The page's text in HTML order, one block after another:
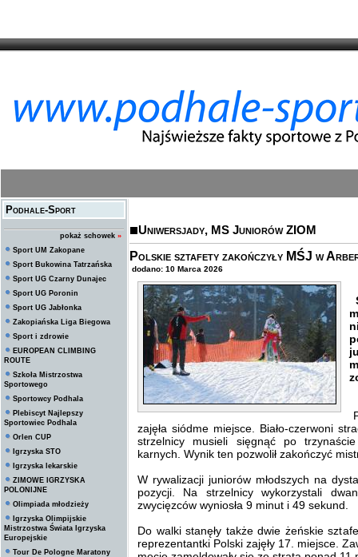
Podhale-Sport
pokaż schowek »
Sport UM Zakopane
Sport Bukowina Tatrzańska
Sport UG Czarny Dunajec
Sport UG Poronin
Sport UG Jabłonka
Zakopiańska Liga Biegowa
Sport i zdrowie
EUROPEAN CLIMBING
ROUTE
Szkoła Mistrzostwa
Sportowego
Sportowcy Podhala
Plebiscyt Najlepszy
Sportowiec Podhala
Orlen CUP
Igrzyska STO
Igrzyska lekarskie
ZIMOWE IGRZYSKA
POLONIJNE
Olimpiada młodzieży
Igrzyska Olimpijskie
Mistrzostwa Świata Igrzyska
Europejskie
Tour De Pologne Maratony
Uniwersjady, MS Juniorów ZIOM
Polskie sztafety zakończyły MŚJ w
dodano: 10 Marca 2026
zajęła siódme miejsce. Biało-czerwoni
strzelnicy musieli sięgnąć po
karnych. Wynik ten pozwolił zakończyć
W rywalizacji juniorów młodszych na
pozycji. Na strzelnicy wykorzystali
zwycięzców wyniosła 9 minut i 49 sekund.
Do walki stanęły także dwie żeńskie
reprezentantki Polski zajęły 17. miejsce.